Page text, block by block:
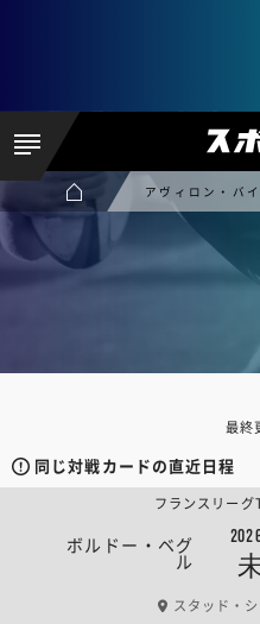
アヴィロン・バ
最終
同じ対戦カードの直近日程
ボルドー・ベグ
ル
フランスリー
スタッド・